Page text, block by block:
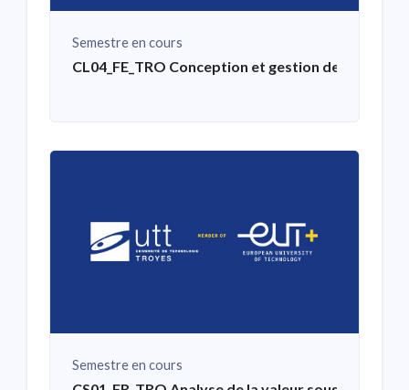
Semestre en cours
CL04_FE_TRO Conception et gestion de la
Semestre en cours